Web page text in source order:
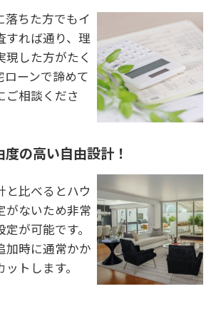
落ちた方でもイ
すれば通り、理
した方がたく
ローンで諦めて
ご相談くださ
の高い自由設計！
と比べるとハウ
がないため非常
が可能です。
加時に通常かか
トします。